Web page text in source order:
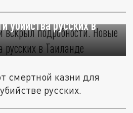
и вскрыл подробности.
убийства русских в
смертной казни для
русских.